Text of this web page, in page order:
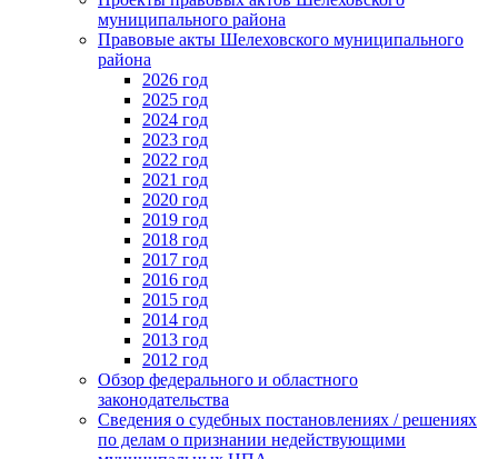
муниципального района
Правовые акты Шелеховского муниципального
района
2026 год
2025 год
2024 год
2023 год
2022 год
2021 год
2020 год
2019 год
2018 год
2017 год
2016 год
2015 год
2014 год
2013 год
2012 год
Обзор федерального и областного
законодательства
Сведения о судебных постановлениях / решениях
по делам о признании недействующими